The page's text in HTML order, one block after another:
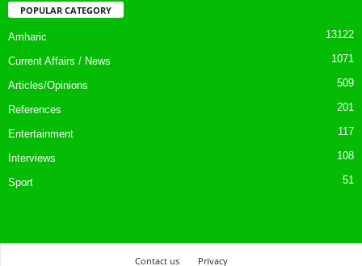
POPULAR CATEGORY
Amharic 13122
Current Affairs / News 1071
Articles/Opinions 509
References 201
Entertainment 117
Interviews 108
Sport 51
Contact us Privacy